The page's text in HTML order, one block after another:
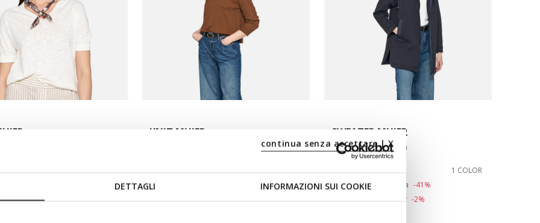
DETTAGLI INFORMAZIONI SUI COOKIE
continua senza accettare | X
2 COLORES
from
anterior -2%
KNIT MUJER
2 COLORES
Price reduced from
€89,00
€57,85Precio anterior -2%
SWEATER MUJER
Chaqueta sudadera
1 COLOR
Price reduced from
€159,00to
Precio de lista -41%
€95,40Precio anterior -2%